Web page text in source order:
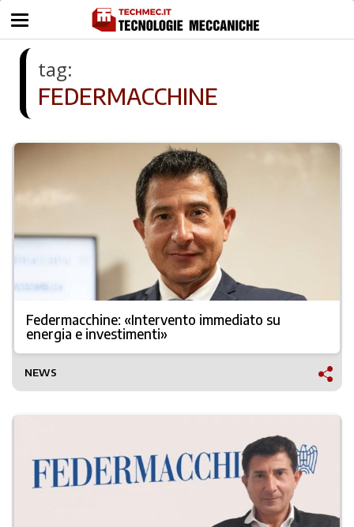
tag:
FEDERMACCHINE
Federmacchine: «Intervento immediato su
energia e investimenti»
NEWS